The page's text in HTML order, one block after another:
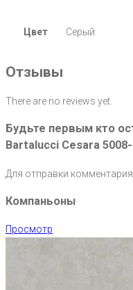
Цвет Серый
Отзывы
There are no reviews yet.
Будьте первым кто
Bartalucci Cesara 5008-
Для отправки
Компаньоны
Просмотр